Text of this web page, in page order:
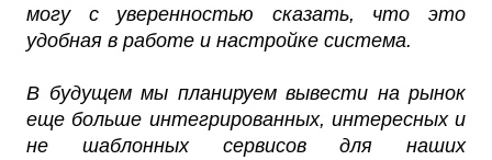
могу с уверенностью сказать, что это
удобная в работе и настройке система.
В будущем мы планируем вывести на рынок
еще больше интегрированных, интересных и
не шаблонных сервисов для наших